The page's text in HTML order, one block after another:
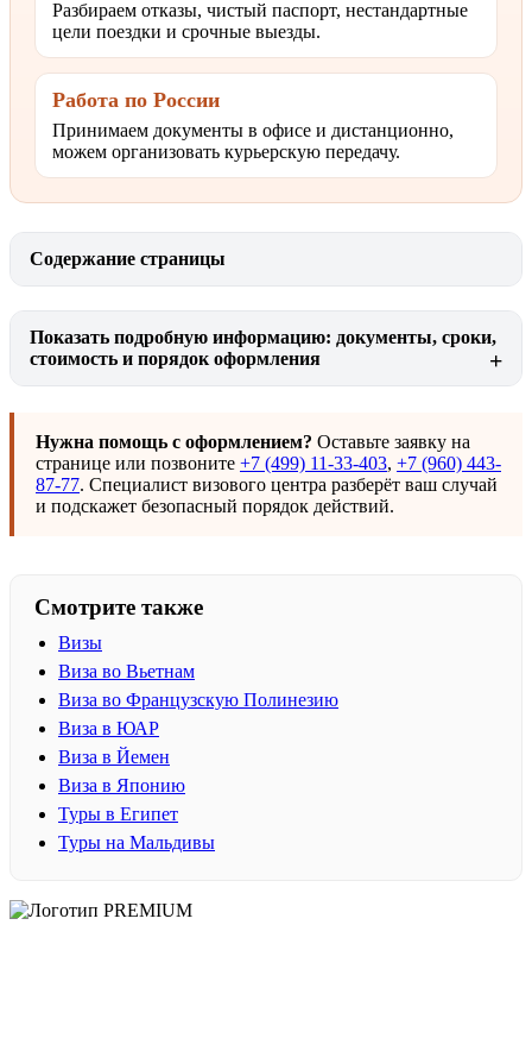
Разбираем отказы, чистый паспорт, нестандартные
цели поездки и срочные выезды.
Работа по России
Принимаем документы в офисе и дистанционно,
можем организовать курьерскую передачу.
Содержание страницы
Показать подробную информацию: документы, сроки,
стоимость и порядок оформления
Нужна помощь с оформлением? Оставьте заявку на
странице или позвоните +7 (499) 11-33-403, +7 (960) 443-
87-77. Специалист визового центра разберёт ваш случай
и подскажет безопасный порядок действий.
Смотрите также
Визы
Виза во Вьетнам
Виза во Французскую Полинезию
Виза в ЮАР
Виза в Йемен
Виза в Японию
Туры в Египет
Туры на Мальдивы